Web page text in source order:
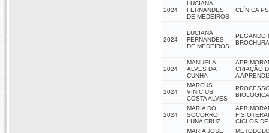
2024
LUCIANA
FERNANDES
DE MEDEIROS
CLÍNICA
2024
LUCIANA
FERNANDES
DE MEDEIROS
PEGANDO
2024
MANUELA
ALVES DA
CUNHA
CRIAÇÃO
A
2024
MARCUS
VINICIUS
COSTA ALVES
2024
MARIA DO
SOCORRO
LUNA CRUZ
CICLOS
MARIA JOSE